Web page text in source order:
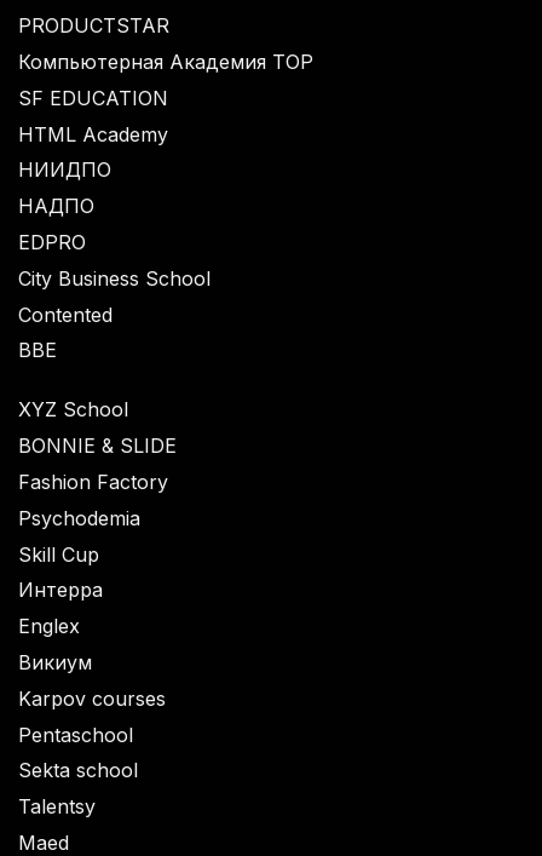
PRODUCTSTAR
Компьютерная Академия TOP
SF EDUCATION
HTML Academy
НИИДПО
НАДПО
EDPRO
City Business School
Contented
BBE
XYZ School
BONNIE & SLIDE
Fashion Factory
Psychodemia
Skill Cup
Интерра
Englex
Викиум
Karpov courses
Pentaschool
Sekta school
Talentsy
Maed